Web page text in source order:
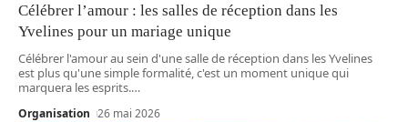
Célébrer l’amour : les salles de réception dans les
Yvelines pour un mariage unique
Célébrer l'amour au sein d'une salle de réception dans les Yvelines
est plus qu'une simple formalité, c'est un moment unique qui
marquera les esprits.…
Organisation 26 mai 2026